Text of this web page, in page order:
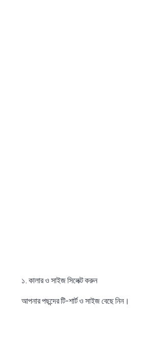
১. কালার ও সাইজ সিলেক্ট করুন
আপনার পছন্দের টি-শার্ট ও সাইজ বেছে নিন।